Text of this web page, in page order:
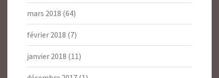
mars 2018 (64)
février 2018 (7)
janvier 2018 (11)